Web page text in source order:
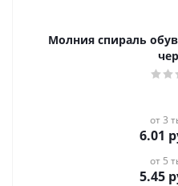
Молния спираль
от 3
6.01
от 5
5.45